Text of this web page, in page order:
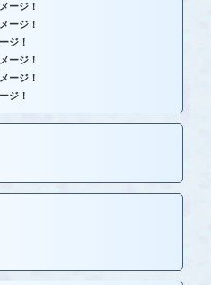
ージ！
ージ！
ジ！
ージ！
ージ！
ジ！